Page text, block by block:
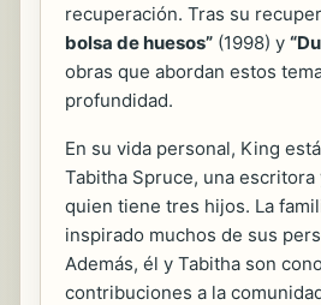
recuperación. Tras su
bolsa de huesos” (1998) y
obras que abordan estos
profundidad.
En su vida personal, King
Tabitha Spruce, una
quien tiene tres hijos. La
inspirado muchos de sus
Además, él y Tabitha son
contribuciones a la